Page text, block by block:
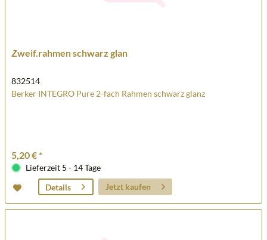
Zweif.rahmen schwarz glan
832514
Berker INTEGRO Pure 2-fach Rahmen schwarz glanz
5,20 € *
Lieferzeit 5 - 14 Tage
Details
Jetzt kaufen